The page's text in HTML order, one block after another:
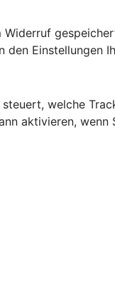
Einstellungen
welche
aktivieren, wenn